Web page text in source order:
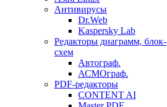
Антивирусы
Dr.Web
Kaspersky Lab
Редакторы диаграмм, блок-
схем
Автограф.
АСМОграф.
PDF-редакторы
CONTENT AI